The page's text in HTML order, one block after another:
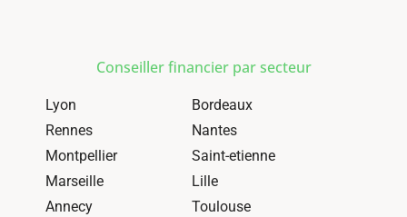
Conseiller financier par secteur
Lyon
Bordeaux
Rennes
Nantes
Montpellier
Saint-etienne
Marseille
Lille
Annecy
Toulouse